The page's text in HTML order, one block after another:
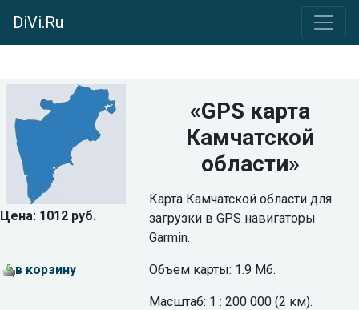
DiVi.Ru
Цена: 1012 руб.
в корзину
«GPS карта
Камчатской
области»
Карта Камчатской области для
загрузки в GPS навигаторы
Garmin.
Объем карты: 1.9 Мб.
Масштаб: 1 : 200 000 (2 км).